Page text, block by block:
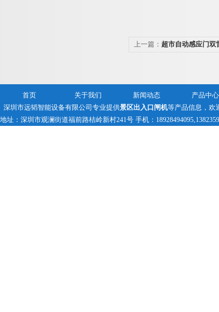
上一篇： 超市自动感应门双
首页 关于我们 新闻动态
产品中心
深圳市远韬智能设备有限公司专业提供景区出入口闸机等产品信息，欢
地址：深圳市观澜街道福前路桔岭新村241号 手机：